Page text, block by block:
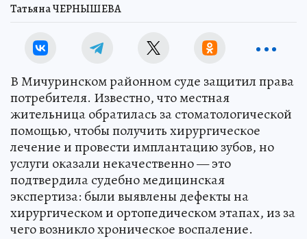
Татьяна ЧЕРНЫШЕВА
В Мичуринском районном суде защитил права
потребителя. Известно, что местная
жительница обратилась за стоматологической
помощью, чтобы получить хирургическое
лечение и провести имплантацию зубов, но
услуги оказали некачественно — это
подтвердила судебно медицинская
экспертиза: были выявлены дефекты на
хирургическом и ортопедическом этапах, из за
чего возникло хроническое воспаление.